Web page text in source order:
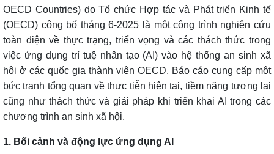
OECD Countries) do Tổ chức Hợp tác và Phát triển Kinh tế
(OECD) công bố tháng 6-2025 là một công trình nghiên cứu
toàn diện về thực trạng, triển vọng và các thách thức trong
việc ứng dụng trí tuệ nhân tạo (AI) vào hệ thống an sinh xã
hội ở các quốc gia thành viên OECD. Báo cáo cung cấp một
bức tranh tổng quan về thực tiễn hiện tại, tiềm năng tương lai
cũng như thách thức và giải pháp khi triển khai AI trong các
chương trình an sinh xã hội.
1. Bối cảnh và động lực ứng dụng AI